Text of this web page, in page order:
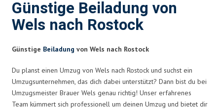
Günstige Beiladung von
Wels nach Rostock
Günstige Beiladung von Wels nach Rostock
Du planst einen Umzug von Wels nach Rostock und suchst ein
Umzugsunternehmen, das dich dabei unterstützt? Dann bist du bei
Umzugsmeister Brauer Wels genau richtig! Unser erfahrenes
Team kümmert sich professionell um deinen Umzug und bietet dir